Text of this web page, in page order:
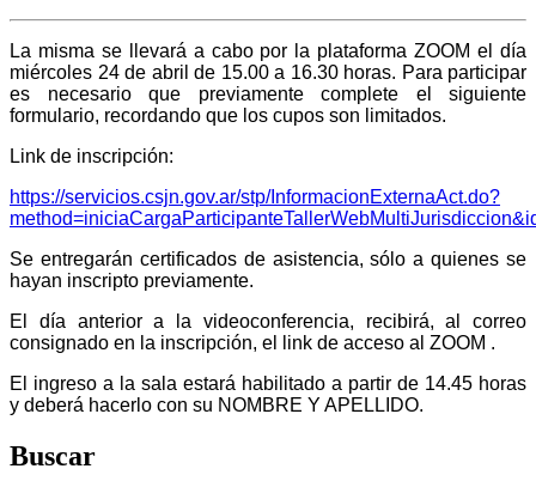
La misma se llevará a cabo por la plataforma ZOOM el día
miércoles 24 de abril de 15.00 a 16.30 horas. Para participar
es necesario que previamente complete el siguiente
formulario, recordando que los cupos son limitados.
Link de inscripción:
https://servicios.csjn.gov.ar/stp/InformacionExternaAct.do?
Se entregarán certificados de asistencia, sólo a quienes se
hayan inscripto previamente.
El día anterior a la videoconferencia, recibirá, al correo
consignado en la inscripción, el link de acceso al ZOOM .
El ingreso a la sala estará habilitado a partir de 14.45 horas
y deberá hacerlo con su NOMBRE Y APELLIDO.
Buscar